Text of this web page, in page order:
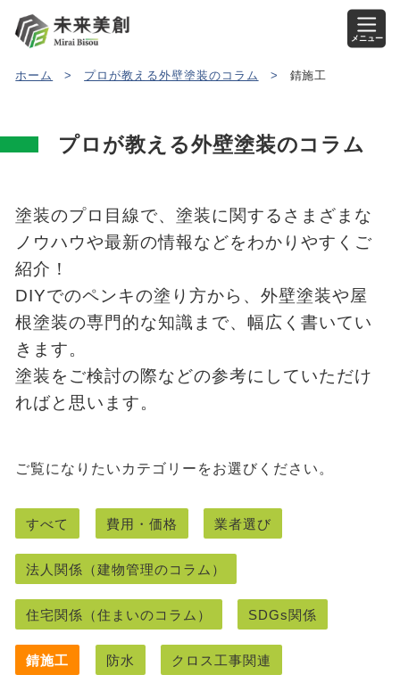
メニュー
ホーム > プロが教える外壁塗装のコラム > 錆施工
プロが教える外壁塗装のコラム
塗装のプロ目線で、塗装に関するさまざまな
ノウハウや最新の情報などをわかりやすくご
紹介！
DIYでのペンキの塗り方から、外壁塗装や屋
根塗装の専門的な知識まで、幅広く書いてい
きます。
塗装をご検討の際などの参考にしていただけ
ればと思います。
ご覧になりたいカテゴリーをお選びください。
すべて 費用・価格 業者選び
法人関係（建物管理のコラム）
住宅関係（住まいのコラム） SDGs関係
錆施工 防水 クロス工事関連